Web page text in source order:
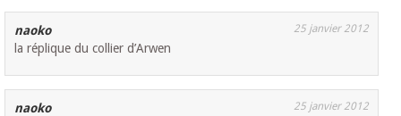
naoko 25 janvier 2012
la réplique du collier d’Arwen
naoko 25 janvier 2012